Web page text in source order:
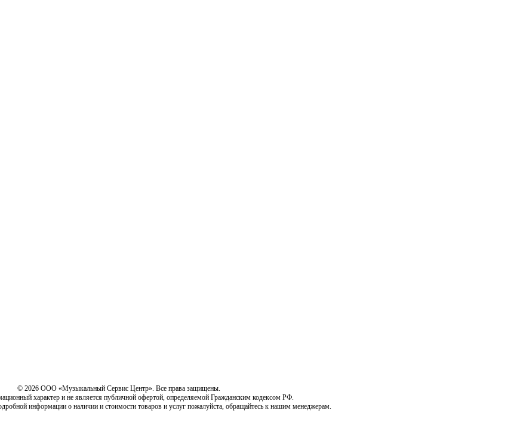
© 2026 ООО «Музыкальный Сервис Центр». Все права защищены.
характер и не является публичной офертой, определяемой Гражданским кодексом РФ.
информации о наличии и стоимости товаров и услуг пожалуйста, обращайтесь к нашим менеджерам.